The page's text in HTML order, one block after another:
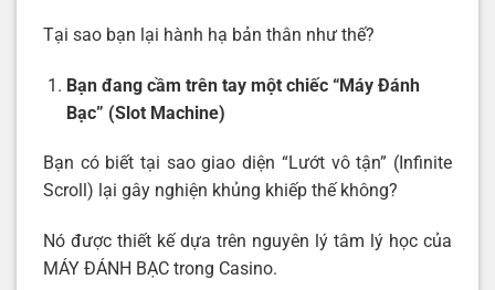
Tại sao bạn lại hành hạ bản thân như thế?
Bạn đang cầm trên tay một chiếc “Máy Đánh
Bạc” (Slot Machine)
Bạn có biết tại sao giao diện “Lướt vô tận” (Infinite
Scroll) lại gây nghiện khủng khiếp thế không?
Nó được thiết kế dựa trên nguyên lý tâm lý học của
MÁY ĐÁNH BẠC trong Casino.